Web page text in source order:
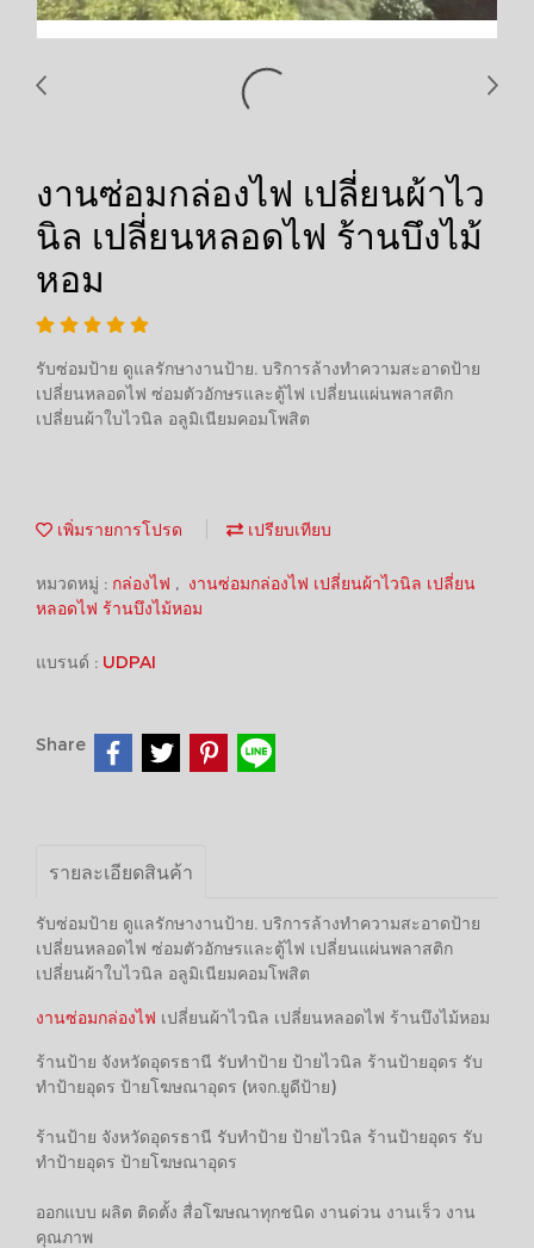
งานซ่อมกล่องไฟ เปลี่ยนผ้าไว
นิล เปลี่ยนหลอดไฟ ร้านบึงไม้
หอม
รับซ่อมป้าย ดูแลรักษางานป้าย. บริการล้างทำความสะอาดป้าย
เปลี่ยนหลอดไฟ ซ่อมตัวอักษรและตู้ไฟ เปลี่ยนแผ่นพลาสติก
เปลี่ยนผ้าใบไวนิล อลูมิเนียมคอมโพสิต
เพิ่มรายการโปรด เปรียบเทียบ
หมวดหมู่ : กล่องไฟ , งานซ่อมกล่องไฟ เปลี่ยนผ้าไวนิล เปลี่ยน
หลอดไฟ ร้านบึงไม้หอม
แบรนด์ : UDPAI
Share
รายละเอียดสินค้า
รับซ่อมป้าย ดูแลรักษางานป้าย. บริการล้างทำความสะอาดป้าย
เปลี่ยนหลอดไฟ ซ่อมตัวอักษรและตู้ไฟ เปลี่ยนแผ่นพลาสติก
เปลี่ยนผ้าใบไวนิล อลูมิเนียมคอมโพสิต
งานซ่อมกล่องไฟ เปลี่ยนผ้าไวนิล เปลี่ยนหลอดไฟ ร้านบึงไม้หอม
ร้านป้าย จังหวัดอุดรธานี รับทำป้าย ป้ายไวนิล ร้านป้ายอุดร รับ
ทำป้ายอุดร ป้ายโฆษณาอุดร (หจก.ยูดีป้าย)
ร้านป้าย จังหวัดอุดรธานี รับทำป้าย ป้ายไวนิล ร้านป้ายอุดร รับ
ทำป้ายอุดร ป้ายโฆษณาอุดร
ออกแบบ ผลิต ติดตั้ง สื่อโฆษณาทุกชนิด งานด่วน งานเร็ว งาน
คุณภาพ